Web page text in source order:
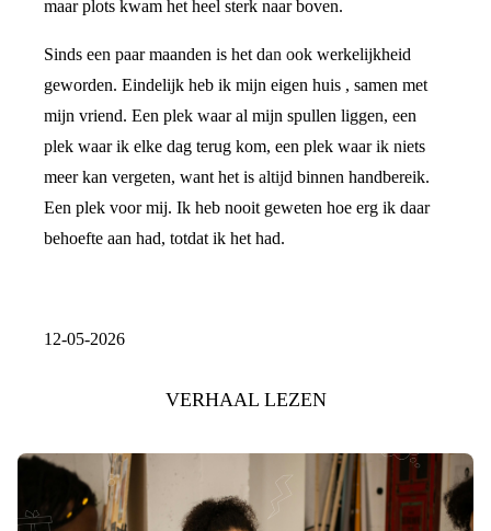
maar plots kwam het heel sterk naar boven.
Sinds een paar maanden is het dan ook werkelijkheid
geworden. Eindelijk heb ik mijn eigen huis , samen met
mijn vriend. Een plek waar al mijn spullen liggen, een
plek waar ik elke dag terug kom, een plek waar ik niets
meer kan vergeten, want het is altijd binnen handbereik.
Een plek voor mij. Ik heb nooit geweten hoe erg ik daar
behoefte aan had, totdat ik het had.
12-05-2026
VERHAAL LEZEN